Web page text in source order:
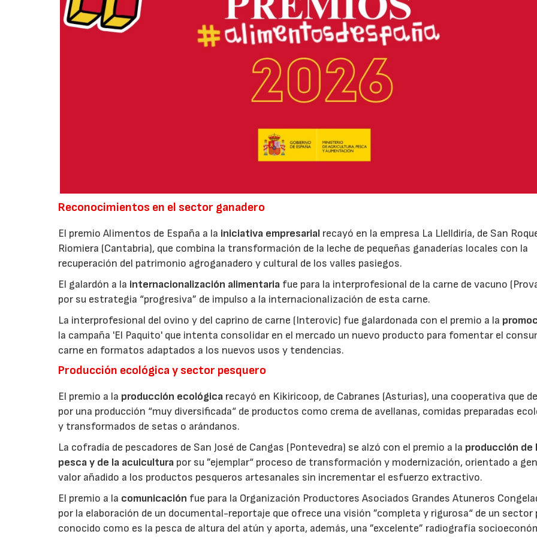
Reconocimientos en el sector ganadero
El premio Alimentos de España a la iniciativa empresarial recayó en la empresa La Llelldiría, de San
Riomiera (Cantabria), que combina la transformación de la leche de pequeñas ganaderías locales con la
recuperación del patrimonio agroganadero y cultural de los valles pasiegos.
El galardón a la internacionalización alimentaria fue para la interprofesional de la carne de vacuno
por su estrategia “progresiva” de impulso a la internacionalización de esta carne.
La interprofesional del ovino y del caprino de carne (Interovic) fue galardonada con el premio a la
la campaña 'El Paquito' que intenta consolidar en el mercado un nuevo producto para fomentar el
carne en formatos adaptados a los nuevos usos y tendencias.
Producción ecológica y sector pesquero
El premio a la producción ecológica recayó en Kikiricoop, de Cabranes (Asturias), una cooperativa que
por una producción “muy diversificada“ de productos como crema de avellanas, comidas preparadas
y transformados de setas o arándanos.
La cofradía de pescadores de San José de Cangas (Pontevedra) se alzó con el premio a la producción de
pesca y de la acuicultura por su ”ejemplar“ proceso de transformación y modernización, orientado a
valor añadido a los productos pesqueros artesanales sin incrementar el esfuerzo extractivo.
El premio a la comunicación fue para la Organización Productores Asociados Grandes Atuneros
por la elaboración de un documental-reportaje que ofrece una visión ”completa y rigurosa“ de un sector
conocido como es la pesca de altura del atún y aporta, además, una ”excelente” radiografía